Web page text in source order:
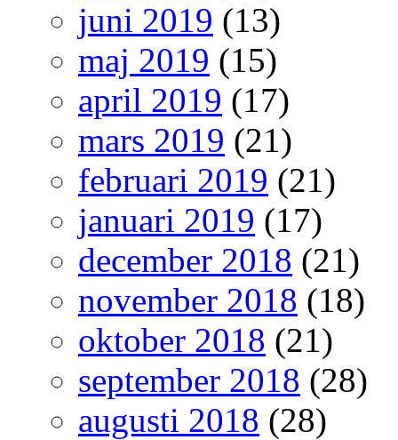
juni 2019 (13)
maj 2019 (15)
april 2019 (17)
mars 2019 (21)
februari 2019 (21)
januari 2019 (17)
december 2018 (21)
november 2018 (18)
oktober 2018 (21)
september 2018 (28)
augusti 2018 (28)